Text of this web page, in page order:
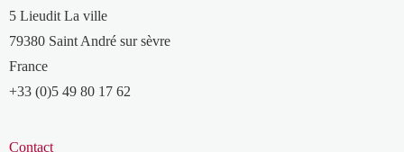
5 Lieudit La ville
79380 Saint André sur sèvre
France
+33 (0)5 49 80 17 62
Contact